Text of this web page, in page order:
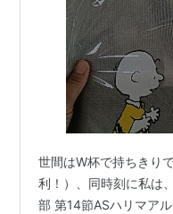
世間はW杯で持ちきり
利！）、同時刻に私は
部 第14節ASハリマア